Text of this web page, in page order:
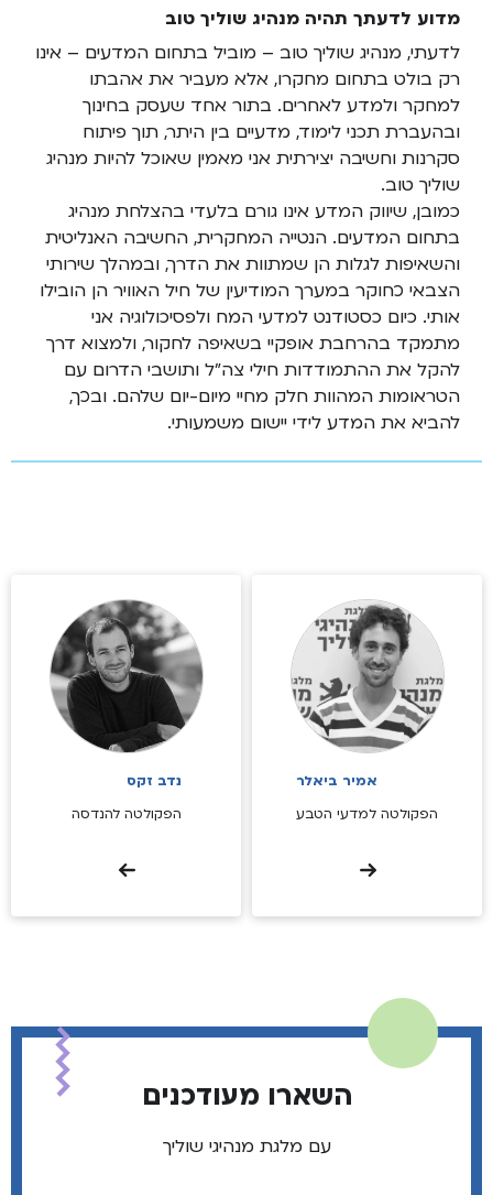
מדוע לדעתך תהיה מנהיג שוליך טוב
לדעתי, מנהיג שוליך טוב – מוביל בתחום המדעים – אינו
רק בולט בתחום מחקרו, אלא מעביר את אהבתו
למחקר ולמדע לאחרים. בתור אחד שעסק בחינוך
ובהעברת תכני לימוד, מדעיים בין היתר, תוך פיתוח
סקרנות וחשיבה יצירתית אני מאמין שאוכל להיות מנהיג
שוליך טוב.
כמובן, שיווק המדע אינו גורם בלעדי בהצלחת מנהיג
בתחום המדעים. הנטייה המחקרית, החשיבה האנליטית
והשאיפות לגלות הן שמתוות את הדרך, ובמהלך שירותי
הצבאי כחוקר במערך המודיעין של חיל האוויר הן הובילו
אותי. כיום כסטודנט למדעי המח ולפסיכולוגיה אני
מתמקד בהרחבת אופקיי בשאיפה לחקור, ולמצוא דרך
להקל את ההתמודדות חילי צה"ל ותושבי הדרום עם
הטראומות המהוות חלק מחיי מיום-יום שלהם. ובכך,
להביא את המדע לידי יישום משמעותי.
אמיר ביאלר
הפקולטה למדעי הטבע
נדב זקס
הפקולטה להנדסה
השארו מעודכנים
עם מלגת מנהיגי שוליך